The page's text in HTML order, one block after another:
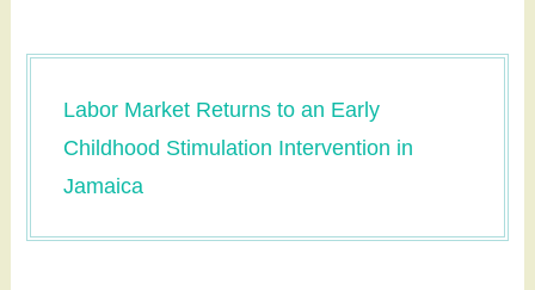
Labor Market Returns to an Early
Childhood Stimulation Intervention in
Jamaica